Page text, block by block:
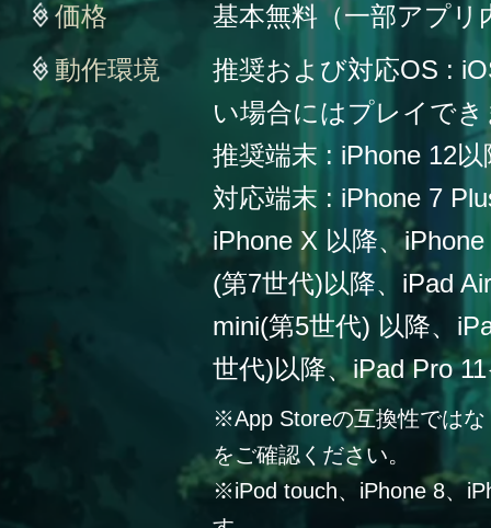
価格
基本無料（一部アプリ
動作環境
推奨および対応OS :
い場合にはプレイで
推奨端末 : iPhone 12以
対応端末 : iPhone 7
iPhone X 以降、
(第7世代)以降、iPad
mini(第5世代) 以降、
世代)以降、iPad Pro
※App Storeの互換性では
をご確認ください。
※iPod touch、iPhone 8、